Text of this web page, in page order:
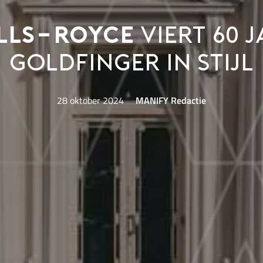
Royceviert 60
Goldfinger in stijl
28 oktober 2024 MANIFY Redactie